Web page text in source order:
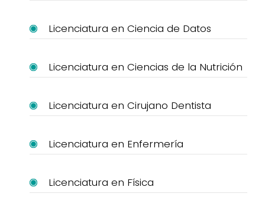
Licenciatura en Ciencia de Datos
Licenciatura en Ciencias de la Nutrición
Licenciatura en Cirujano Dentista
Licenciatura en Enfermería
Licenciatura en Física